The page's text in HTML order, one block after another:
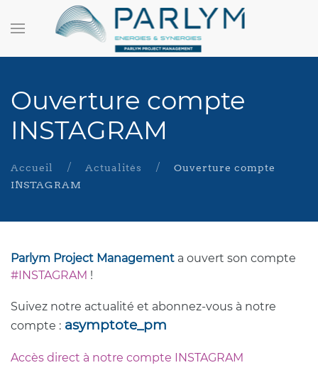
Ouverture compte
INSTAGRAM
Accueil Actualités
Ouverture compte
INSTAGRAM
Parlym Project Management a ouvert son compte
#INSTAGRAM !
Suivez notre actualité et abonnez-vous à notre
compte : asymptote_pm
Accès direct à notre compte INSTAGRAM